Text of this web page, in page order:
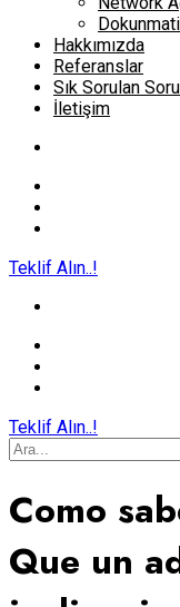
Hakkımızda
Referanslar
Sık Sorulan
İletişim
Teklif Alın..!
Teklif Alın..!
Como
Que un